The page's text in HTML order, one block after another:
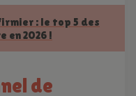
: le top 5 des
en 2026 !